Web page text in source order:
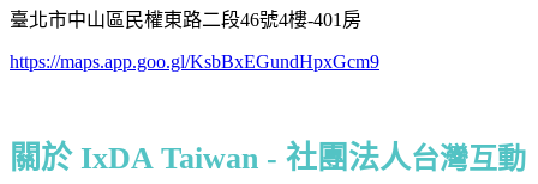
臺北市中山區民權東路二段46號4樓-401房
https://maps.app.goo.gl/KsbBxEGundHpxGcm9
關於 IxDA Taiwan - 社團法人台灣互動